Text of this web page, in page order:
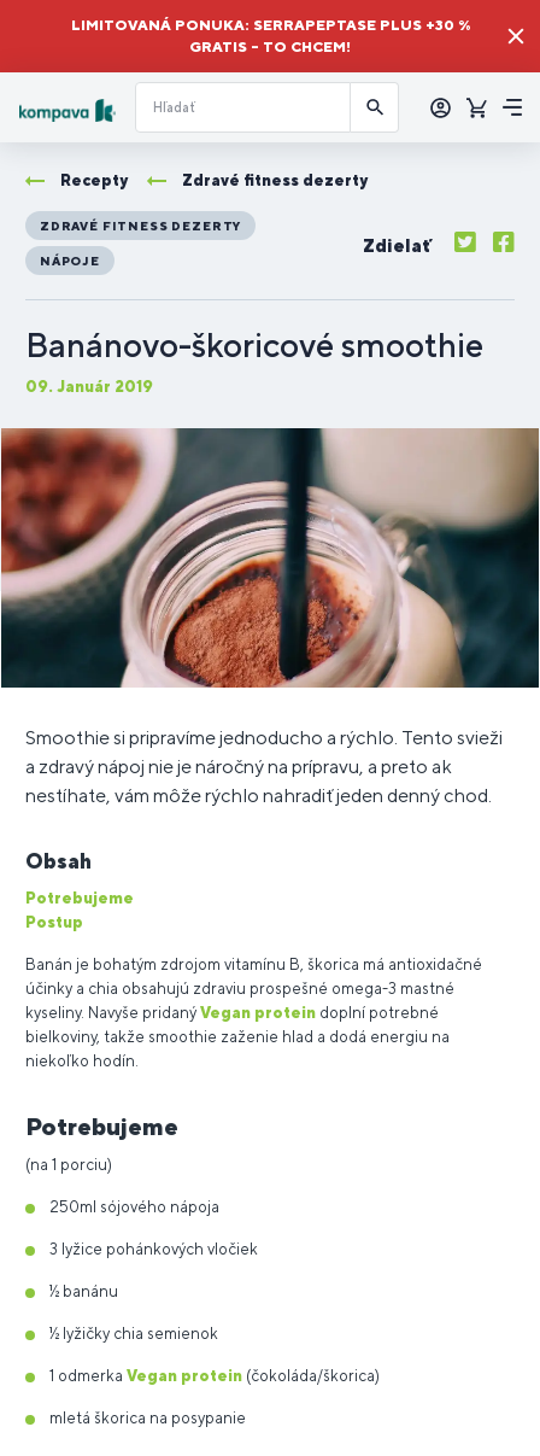
LIMITOVANÁ PONUKA: SERRAPEPTASE PLUS +30 %
GRATIS – TO CHCEM!
sa
Košík
Recepty Zdravé fitness dezerty
ZDRAVÉ FITNESS DEZERTY
NÁPOJE
Zdielať
Banánovo-škoricové smoothie
09. Január 2019
Smoothie si pripravíme jednoducho a rýchlo. Tento svieži
a zdravý nápoj nie je náročný na prípravu, a preto ak
nestíhate, vám môže rýchlo nahradiť jeden denný chod.
Obsah
Potrebujeme
Postup
Banán je bohatým zdrojom vitamínu B, škorica má antioxidačné
účinky a chia obsahujú zdraviu prospešné omega-3 mastné
kyseliny. Navyše pridaný Vegan protein doplní potrebné
bielkoviny, takže smoothie zaženie hlad a dodá energiu na
niekoľko hodín.
Potrebujeme
(na 1 porciu)
250ml sójového nápoja
3 lyžice pohánkových vločiek
½ banánu
½ lyžičky chia semienok
1 odmerka Vegan protein (čokoláda/škorica)
mletá škorica na posypanie